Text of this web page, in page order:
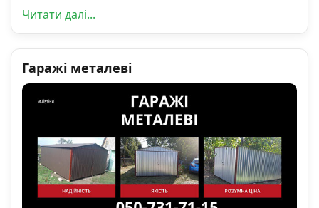
Читати далі...
Гаражі металеві